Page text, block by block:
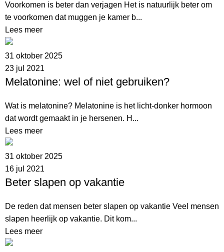
Voorkomen is beter dan verjagen Het is natuurlijk beter om
te voorkomen dat muggen je kamer b...
Lees meer
31 oktober 2025
23 jul 2021
Melatonine: wel of niet gebruiken?
Wat is melatonine? Melatonine is het licht-donker hormoon
dat wordt gemaakt in je hersenen. H...
Lees meer
31 oktober 2025
16 jul 2021
Beter slapen op vakantie
De reden dat mensen beter slapen op vakantie Veel mensen
slapen heerlijk op vakantie. Dit kom...
Lees meer